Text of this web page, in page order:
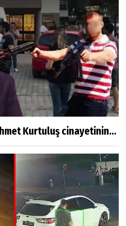
Kurtuluş cinayetinin...